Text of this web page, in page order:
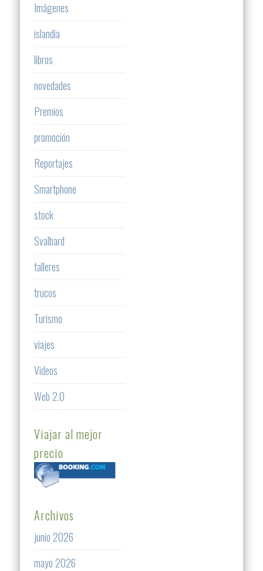
Imágenes
islandia
libros
novedades
Premios
promoción
Reportajes
Smartphone
stock
Svalbard
talleres
trucos
Turismo
viajes
Videos
Web 2.0
Viajar al mejor
precio
Archivos
junio 2026
mayo 2026